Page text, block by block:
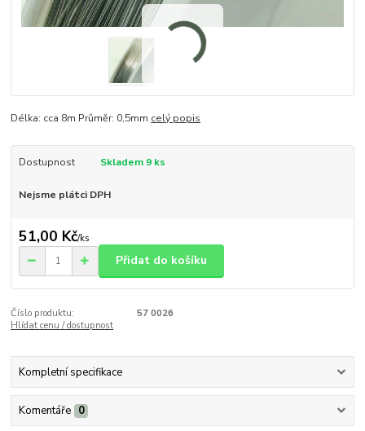
Délka: cca 8m Průměr: 0,5mm celý popis
Dostupnost Skladem 9 ks
Nejsme plátci DPH
51,00 Kč/ks
Přidat do košíku
Číslo produktu:
57 0026
Hlídat cenu / dostupnost
Kompletní specifikace
Komentáře 0